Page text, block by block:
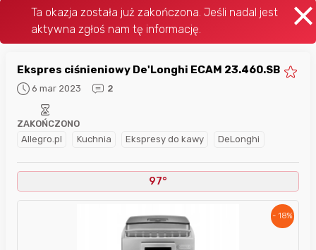
Ekspres ciśnieniowy De'Longhi ECAM 23.460.SB
6 mar 2023 2
Allegro.pl Kuchnia Ekspresy do kawy DeLonghi
ZAKOŃCZONO
97°
- 18%